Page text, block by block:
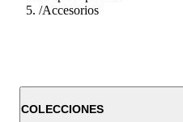
/Accesorios
COLECCIONES